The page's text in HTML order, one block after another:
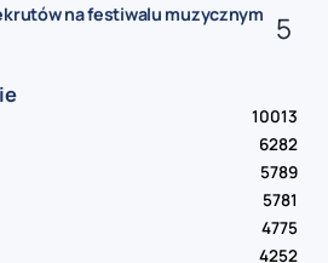
na festiwalu muzycznym
10013
6282
5789
5781
4775
4252